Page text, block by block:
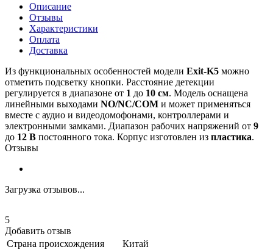
Описание
Отзывы
Характеристики
Оплата
Доставка
Из функциональных особенностей модели Exit-K5 можно
отметить подсветку кнопки. Расстояние детекции
регулируется в диапазоне от 1 до 10 см. Модель оснащена
линейными выходами NO/NC/COM и может применяться
вместе с аудио и видеодомофонами, контроллерами и
электронными замками. Диапазон рабочих напряжений от 9
до 12 В постоянного тока. Корпус изготовлен из пластика.
Отзывы
Загрузка отзывов...
5
Добавить отзыв
Страна происхождения
Китай